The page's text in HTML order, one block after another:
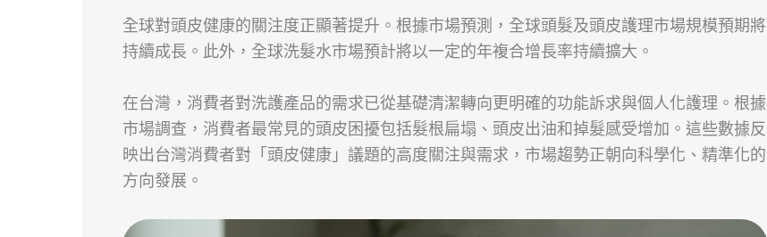
全球對頭皮健康的關注度正顯著提升。根據市場預測，全球頭髮及頭皮護理市場規模預期將
持續成長。此外，全球洗髮水市場預計將以一定的年複合增長率持續擴大。
在台灣，消費者對洗護產品的需求已從基礎清潔轉向更明確的功能訴求與個人化護理。根據
市場調查，消費者最常見的頭皮困擾包括髮根扁塌、頭皮出油和掉髮感受增加。這些數據反
映出台灣消費者對「頭皮健康」議題的高度關注與需求，市場趨勢正朝向科學化、精準化的
方向發展。